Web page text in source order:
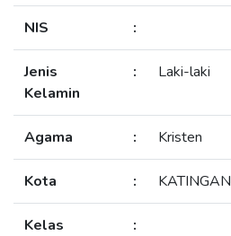
NIS :
Jenis
Kelamin
: Laki-laki
Agama : Kristen
Kota : KATINGAN
Kelas :